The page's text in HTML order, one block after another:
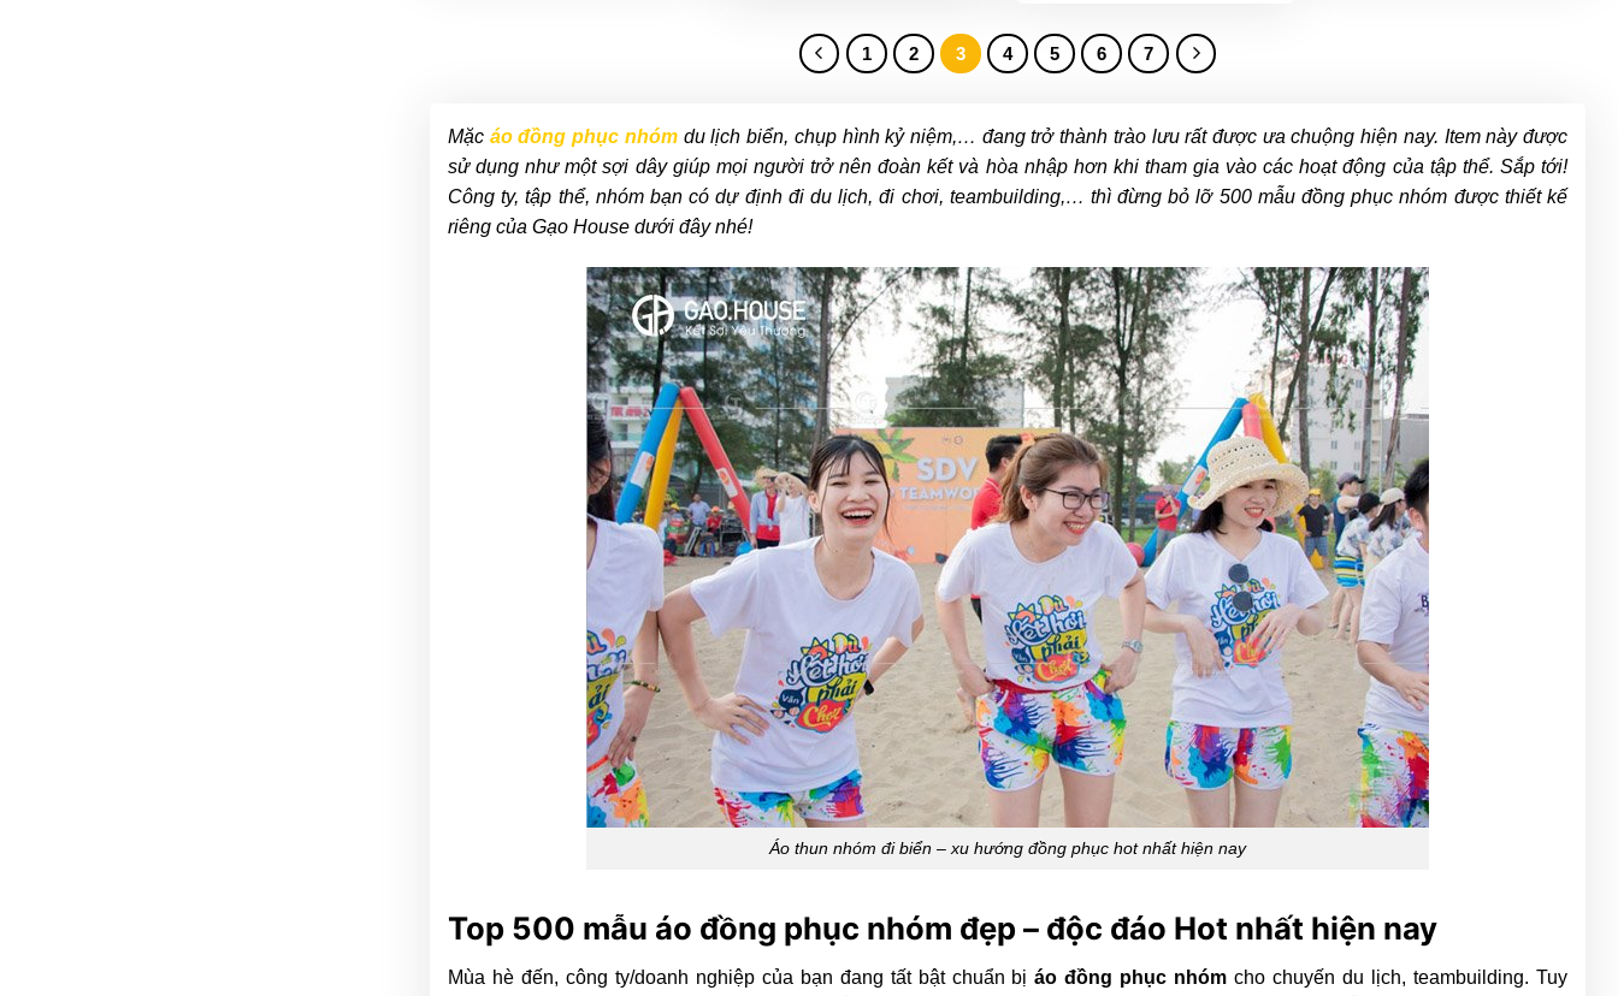
1 2 3 4 5 6 7
Mặc áo đồng phục nhómdu lịch biển, chụp hình kỷ niệm,… đang trở thành trào lưu rất được ưa chuộng hiện nay. Item này được
sử dụng như một sợi dây giúp mọi người trở nên đoàn kết và hòa nhập hơn khi tham gia vào các hoạt động của tập thể. Sắp tới!
Công ty, tập thể, nhóm bạn có dự định đi du lịch, đi chơi, teambuilding,… thì đừng bỏ lỡ 500 mẫu đồng phục nhóm được thiết kế
riêng của Gạo House dưới đây nhé!
Áo thun nhóm đi biển – xu hướng đồng phục hot nhất hiện nay
Top 500 mẫu áo đồng phục nhóm đẹp – độc đáo Hot nhất hiện nay
Mùa hè đến, công ty/doanh nghiệp của bạn đang tất bật chuẩn bịáo đồng phục nhómcho chuyến du lịch, teambuilding. Tuy